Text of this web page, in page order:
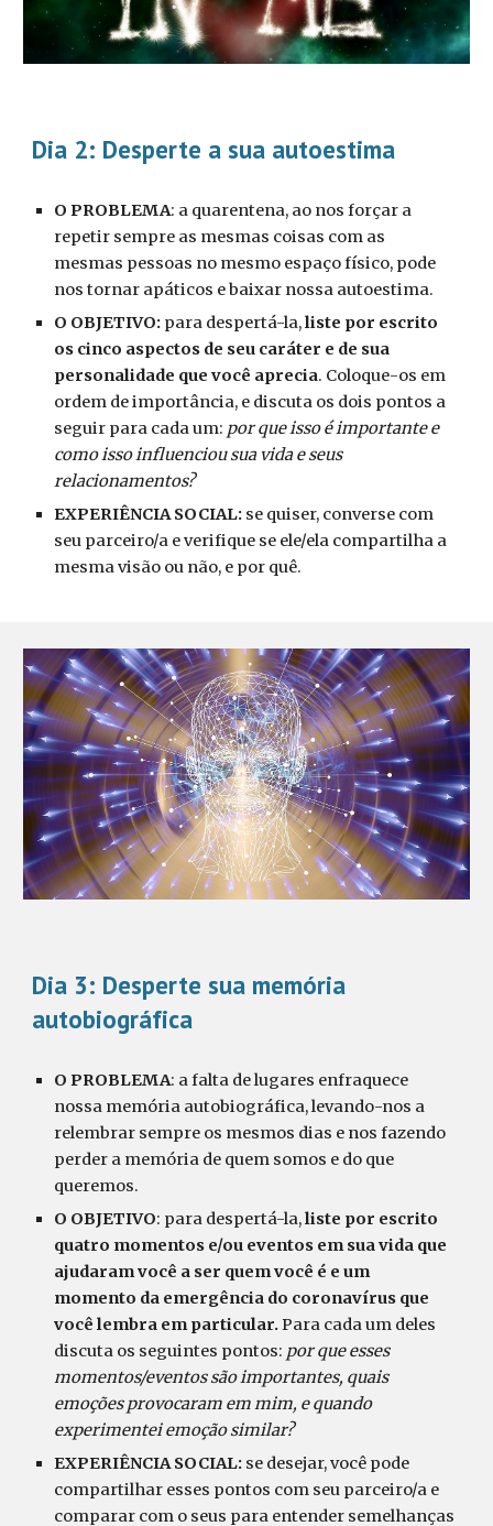
Dia 2: Desperte a sua autoestima
O PROBLEMA: a quarentena, ao nos forçar a
repetir sempre as mesmas coisas com as
mesmas pessoas no mesmo espaço físico, pode
nos tornar apáticos e baixar nossa autoestima.
O OBJETIVO: para despertá-la,liste por escrito
os cinco aspectos de seu caráter e de sua
personalidade que você aprecia. Coloque-os em
ordem de importância, e discuta os dois pontos a
seguir para cada um: por que isso é importante e
como isso influenciou sua vida e seus
relacionamentos?
EXPERIÊNCIA SOCIAL: se quiser, converse com
seu parceiro/a e verifique se ele/ela compartilha a
mesma visão ou não, e por quê.
Dia 3: Desperte sua memória
autobiográfica
O PROBLEMA: a falta delugares enfraquece
nossa memória autobiográfica, levando-nos a
relembrar sempre os mesmos dias e nos fazendo
perder a memória de quem somos e do que
queremos.
O OBJETIVO: para despertá-la,liste por escrito
quatro momentos e/ou eventos em sua vida que
ajudaram você a ser quem você é e um
momento da emergência do coronavírus que
você lembra em particular.Para cada um deles
discuta os seguintes pontos: por que esses
momentos/eventos são importantes, quais
emoções provocaram em mim, e quando
experimentei emoção similar?
EXPERIÊNCIA SOCIAL: se desejar, você pode
compartilhar esses pontos com seu parceiro/a e
comparar com o seus para entender semelhanças